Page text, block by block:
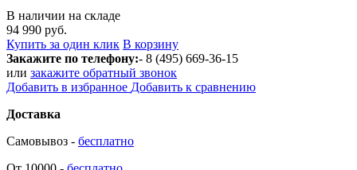
В наличии на складе
94 990 руб.
Купить за один клик В корзину
Закажите по телефону:- 8 (495) 669-36-15
или закажите обратный звонок
Добавить в избранное Добавить к сравнению
Доставка
Самовывоз - бесплатно